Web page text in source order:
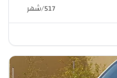
517
/شهر